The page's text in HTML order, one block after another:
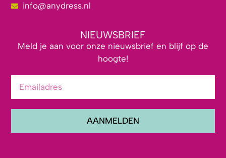
info@anydress.nl
NIEUWSBRIEF
Meld je aan voor onze nieuwsbrief en blijf op de
hoogte!
AANMELDEN